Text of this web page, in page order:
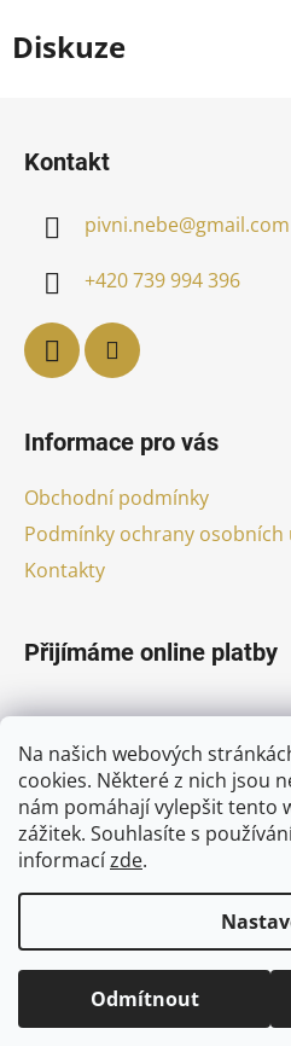
Na našich webových
cookies. Některé z nich jsou
nám pomáhají vylepšit tento
zážitek. Souhlasíte s
informacízde.
Odmítnout
Diskuze
Kontakt
pivni.nebe@gmail.com
+420 739 994 396
Informace pro vás
Obchodní podmínky
Podmínky ochrany osobních
Kontakty
Přijímáme online platby
Facebook
Vytvořil
Copyright 2026
vyhrazena.Upravit